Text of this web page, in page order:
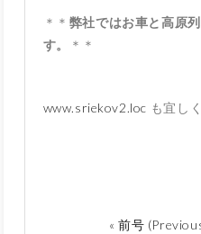
＊＊ 弊社ではお車と高原
す。
＊＊
www.sriekov2.loc も宜し
« 前号